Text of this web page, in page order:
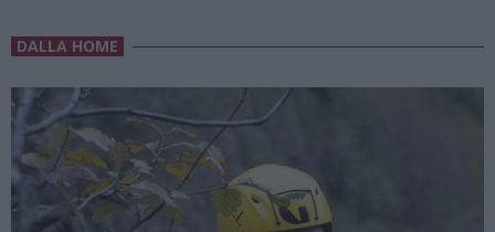
DALLA HOME